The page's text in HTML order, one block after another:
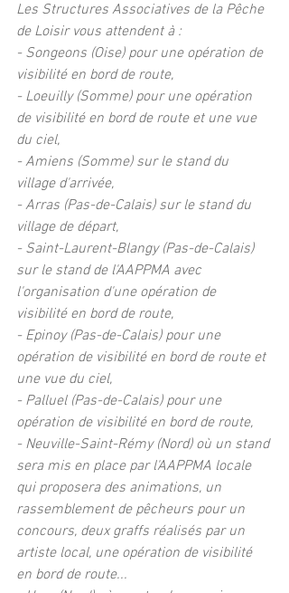
Les Structures Associatives de la Pêche
de Loisir vous attendent à :
- Songeons (Oise) pour une opération de
visibilité en bord de route,
- Loeuilly (Somme) pour une opération
de visibilité en bord de route et une vue
du ciel,
- Amiens (Somme) sur le stand du
village d'arrivée,
- Arras (Pas-de-Calais) sur le stand du
village de départ,
- Saint-Laurent-Blangy (Pas-de-Calais)
sur le stand de l'AAPPMA avec
l'organisation d'une opération de
visibilité en bord de route,
- Epinoy (Pas-de-Calais) pour une
opération de visibilité en bord de route et
une vue du ciel,
- Palluel (Pas-de-Calais) pour une
opération de visibilité en bord de route,
- Neuville-Saint-Rémy (Nord) où un stand
sera mis en place par l'AAPPMA locale
qui proposera des animations, un
rassemblement de pêcheurs pour un
concours, deux graffs réalisés par un
artiste local, une opération de visibilité
en bord de route...